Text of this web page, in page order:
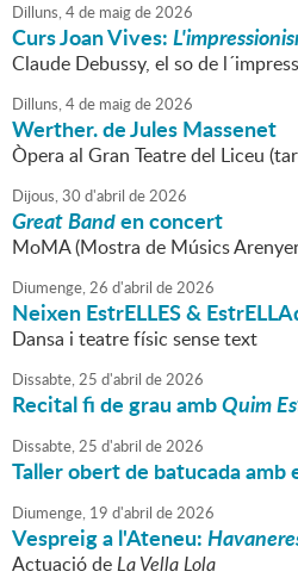
Dilluns,4de maigde2026
Curs Joan Vives:
Claude Debussy, el so de
Dilluns,4de maigde2026
Werther. de Jules Massenet
Òpera al Gran Teatre del Liceu
Dijous,30 d'abril de2026
Great Banden concert
MoMA (Mostra de Músics
Diumenge,26 d'abril de2026
Neixen EstrELLES &
Dansa i teatre físic sense text
Dissabte,25 d'abril de2026
Recital fi de grau ambQuim
Dissabte,25 d'abril de2026
Taller obert de batucada amb
Diumenge, 19 d'abril de2026
Vespreig a l'Ateneu:
Actuació deLa Vella Lola